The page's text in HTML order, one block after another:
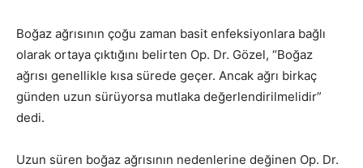
Boğaz ağrısının çoğu zaman basit enfeksiyonlara bağlı
olarak ortaya çıktığını belirten Op. Dr. Gözel, “Boğaz
ağrısı genellikle kısa sürede geçer. Ancak ağrı birkaç
günden uzun sürüyorsa mutlaka değerlendirilmelidir”
dedi.
Uzun süren boğaz ağrısının nedenlerine değinen Op. Dr.